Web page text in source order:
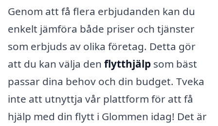
Genom att få flera erbjudanden kan du
enkelt jämföra både priser och tjänster
som erbjuds av olika företag. Detta gör
att du kan välja den flytthjälp som bäst
passar dina behov och din budget. Tveka
inte att utnyttja vår plattform för att få
hjälp med din flytt i Glommen idag! Det är